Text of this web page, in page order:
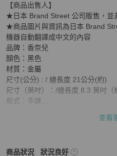
關於【日本直送】香奈兒黑色
【商品出售人】
★日本 Brand Street 公司販售，並
★商品圖片與資訊為日本 Brand
機器自動翻譯成中文的內容
品牌：香奈兒
顏色：黑色
材質：金屬
尺寸(公分) : / 總長度 21公分(約)
尺寸（英吋）：/總長度 8.3 英吋（
款式：手鍊
等級：B
查看
商品狀況
Chanel女士配件商品狀態與細節
狀況良好